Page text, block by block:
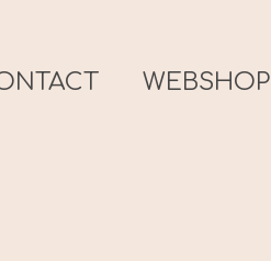
WEBSHOP